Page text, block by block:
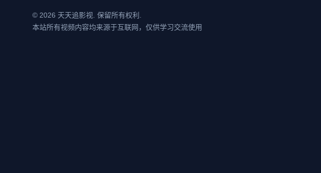
© 2026 天天追影视. 保留所有权利.
本站所有视频内容均来源于互联网，仅供学习交流使用